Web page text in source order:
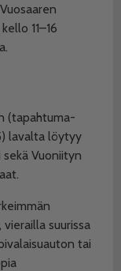
11–16
(tapahtuma-
lavalta löytyy
Vuoniityn
suurissa
tai